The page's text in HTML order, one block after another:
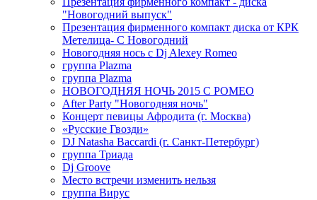
"Новогодний выпуск"
Презентация фирменного компакт диска от КРК
Метелица- С Новогодний
Новогодняя нось с Dj Alexey Romeo
группа Plazma
группа Plazma
НОВОГОДНЯЯ НОЧЬ 2015 C РОМЕО
After Party "Новогодняя ночь"
Концерт певицы Афродита (г. Москва)
«Русские Гвозди»
DJ Natasha Baccardi (г. Санкт-Петербург)
группа Триада
Dj Groove
Место встречи изменить нельзя
группа Вирус